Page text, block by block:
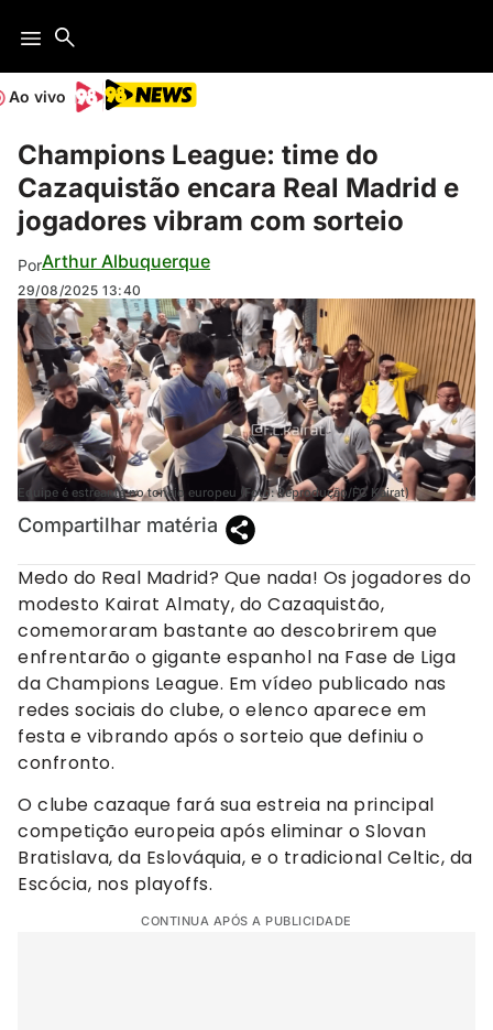
Ao vivo
Champions League: time do
Cazaquistão encara Real Madrid e
jogadores vibram com sorteio
PorArthur Albuquerque
29/08/2025 13:40
Equipe é estreante no toneio europeu (Foto: Reprodução/FC Kairat)
Compartilhar matéria
Medo do Real Madrid? Que nada! Os jogadores do
modesto Kairat Almaty, do Cazaquistão,
comemoraram bastante ao descobrirem que
enfrentarão o gigante espanhol na Fase de Liga
da Champions League. Em vídeo publicado nas
redes sociais do clube, o elenco aparece em
festa e vibrando após o sorteio que definiu o
confronto.
O clube cazaque fará sua estreia na principal
competição europeia após eliminar o Slovan
Bratislava, da Eslováquia, e o tradicional Celtic, da
Escócia, nos playoffs.
CONTINUA APÓS A PUBLICIDADE